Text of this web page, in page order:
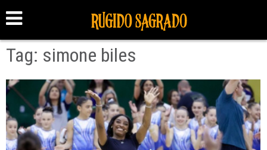
Tag: simone biles